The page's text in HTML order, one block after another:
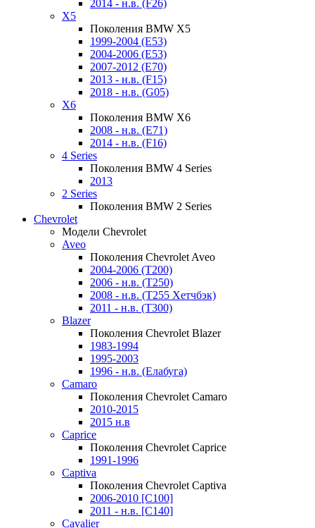
2014 - н.в. (F26)
X5
Поколения BMW X5
1999-2004 (E53)
2004-2006 (E53)
2007-2012 (E70)
2013 - н.в. (F15)
2018 - н.в. (G05)
X6
Поколения BMW X6
2008 - н.в. (E71)
2014 - н.в. (F16)
4 Series
Поколения BMW 4 Series
2013
2 Series
Поколения BMW 2 Series
Chevrolet
Модели Chevrolet
Aveo
Поколения Chevrolet Aveo
2004-2006 (T200)
2006 - н.в. (T250)
2008 - н.в. (T255 Хетчбэк)
2011 - н.в. (Т300)
Blazer
Поколения Chevrolet Blazer
1983-1994
1995-2003
1996 - н.в. (Елабуга)
Camaro
Поколения Chevrolet Camaro
2010-2015
2015 н.в
Caprice
Поколения Chevrolet Caprice
1991-1996
Captiva
Поколения Chevrolet Captiva
2006-2010 [C100]
2011 - н.в. [C140]
Cavalier